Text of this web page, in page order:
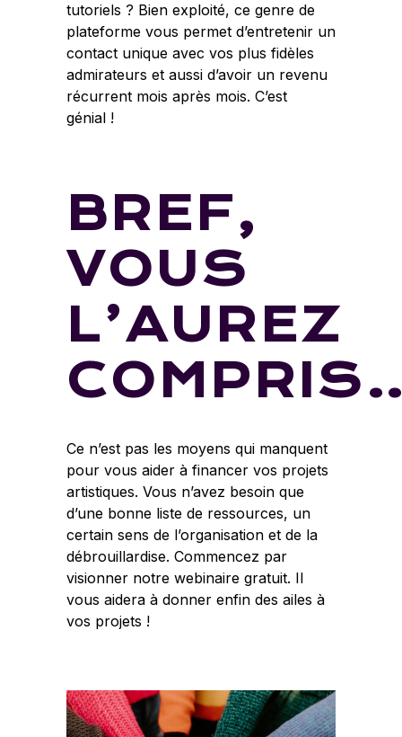
tutoriels ? Bien exploité, ce genre de
plateforme vous permet d’entretenir un
contact unique avec vos plus fidèles
admirateurs et aussi d’avoir un revenu
récurrent mois après mois. C’est
génial !
BREF,
VOUS
L’AUREZ
Ce n’est pas les moyens qui manquent
pour vous aider à financer vos projets
artistiques. Vous n’avez besoin que
d’une bonne liste de ressources, un
certain sens de l’organisation et de la
débrouillardise. Commencez par
visionner notre webinaire gratuit. Il
vous aidera à donner enfin des ailes à
vos projets !